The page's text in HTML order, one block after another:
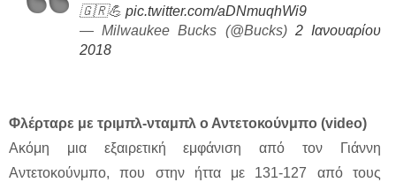
🇬🇷💪 pic.twitter.com/aDNmuqhWi9
— Milwaukee Bucks (@Bucks) 2 Ιανουαρίου
2018
Φλέρταρε με τριμπλ-νταμπλ ο Αντετοκούνμπο (video)
Ακόμη μια εξαιρετική εμφάνιση από τον Γιάννη
Αντετοκούνμπο, που στην ήττα με 131-127 από τους